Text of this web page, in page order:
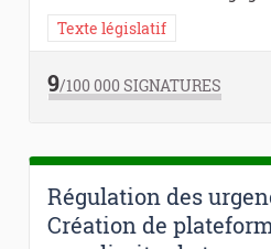
Texte législatif
9/100 000SIGNATURES
Régulation des
Création de